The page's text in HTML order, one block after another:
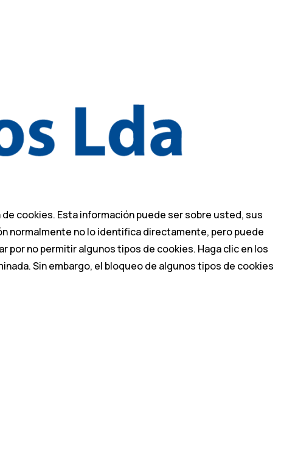
cookies. Esta información puede ser sobre usted, sus
normalmente no lo identifica directamente, pero puede
por no permitir algunos tipos de cookies. Haga clic en los
Sin embargo, el bloqueo de algunos tipos de cookies